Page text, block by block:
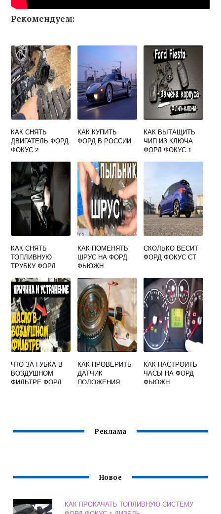
Рекомендуем:
КАК СНЯТЬ
ДВИГАТЕЛЬ ФОРД
ФОКУС 2
КАК КУПИТЬ
ФОРД В РОССИИ
КАК ВЫТАЩИТЬ
ЧИП ИЗ КЛЮЧА
ФОРД ФОКУС 1
КАК СНЯТЬ
ТОПЛИВНУЮ
ТРУБКУ ФОРД
КАК ПОМЕНЯТЬ
ШРУС НА ФОРД
ФЬЮЖН
СКОЛЬКО ВЕСИТ
ФОРД ФОКУС СТ
ЧТО ЗА ГУБКА В
ВОЗДУШНОМ
ФИЛЬТРЕ ФОРД
КАК ПРОВЕРИТЬ
ДАТЧИК
ПОЛОЖЕНИЯ
КАК НАСТРОИТЬ
ЧАСЫ НА ФОРД
ФЬЮЖН
Реклама
Новое
КАК ПРОКАЧАТЬ ТОПЛИВНУЮ СИСТЕМУ